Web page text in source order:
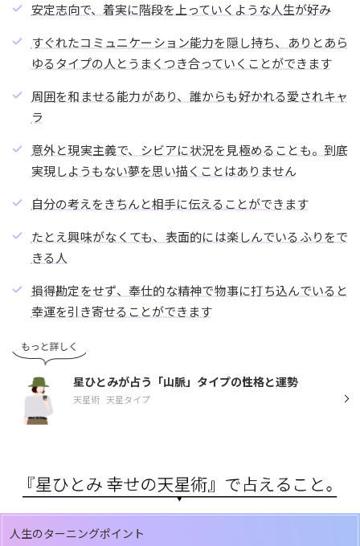
安定志向で、着実に階段を上っていくような人生が好み
すぐれたコミュニケーション能力を隠し持ち、ありとあら
ゆるタイプの人とうまくつき合っていくことができます
周囲を和ませる能力があり、誰からも好かれる愛されキャ
ラ
意外と現実主義で、シビアに状況を見極めることも。到底
実現しようもない夢を思い描くことはありません
自分の考えをきちんと相手に伝えることができます
たとえ興味がなくても、表面的には楽しんでいるふりをで
きる人
損得勘定をせず、奉仕的な精神で物事に打ち込んでいると
幸運を引き寄せることができます
星ひとみが占う「山脈」タイプの性格と運勢
天星術 天星タイプ
人生のターニングポイント